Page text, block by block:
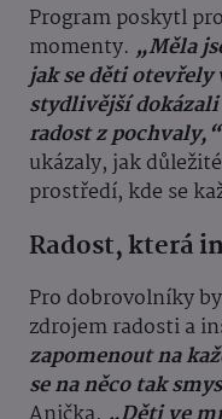
Program poskytl
momenty. „Měla
jak se děti
stydlivější
radost z pochvaly,“
ukázaly, jak
prostředí, kde se
Radost, která
Pro dobrovolníky
zdrojem radosti a
zapomenout na
se na něco tak